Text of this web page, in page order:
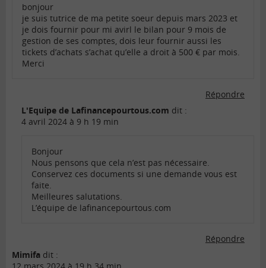
bonjour
je suis tutrice de ma petite soeur depuis mars 2023 et
je dois fournir pour mi avirl le bilan pour 9 mois de
gestion de ses comptes, dois leur fournir aussi les
tickets d’achats s’achat qu’elle a droit à 500 € par mois.
Merci
Répondre
L'Equipe de Lafinancepourtous.com dit :
4 avril 2024 à 9 h 19 min
Bonjour
Nous pensons que cela n’est pas nécessaire.
Conservez ces documents si une demande vous est
faite.
Meilleures salutations.
L’équipe de lafinancepourtous.com
Répondre
Mimifa dit :